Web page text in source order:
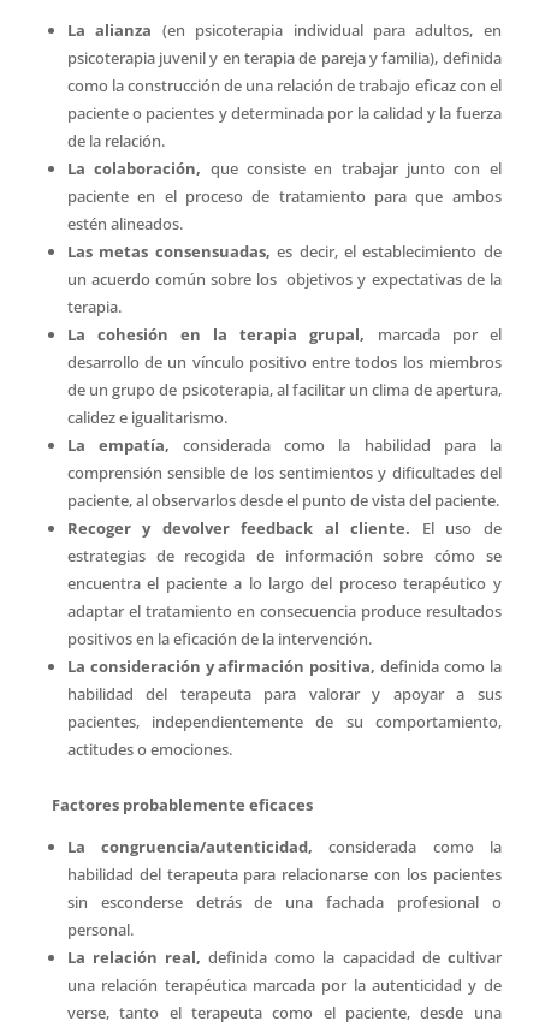
La alianza (en psicoterapia individual para adultos, en
psicoterapia juvenil y en terapia de pareja y familia), definida
como la construcción de una relación de trabajo eficaz con el
paciente o pacientes y determinada por la calidad y la fuerza
de la relación.
La colaboración, que consiste en trabajar junto con el
paciente en el proceso de tratamiento para que ambos
estén alineados.
Las metas consensuadas,es decir, el establecimiento de
un acuerdo común sobre los objetivos y expectativas de la
terapia.
La cohesión en la terapia grupal, marcada por el
desarrollo de un vínculo positivo entre todos los miembros
de un grupo de psicoterapia, al facilitar un clima de apertura,
calidez e igualitarismo.
La empatía,considerada como la habilidad para la
comprensión sensible de los sentimientos y dificultades del
paciente, al observarlos desde el punto de vista del paciente.
Recoger y devolver feedback al cliente. El uso de
estrategias de recogida de información sobre cómo se
encuentra el paciente a lo largo del proceso terapéutico y
adaptar el tratamiento en consecuencia produce resultados
positivos en la eficación de la intervención.
La consideración y afirmación positiva,definida como la
habilidad del terapeuta para valorar y apoyar a sus
pacientes, independientemente de su comportamiento,
actitudes o emociones.
Factores probablemente eficaces
La congruencia/autenticidad,considerada como
la
habilidad del terapeuta para relacionarse con los pacientes
sin esconderse detrás de una fachada profesional o
personal.
La relación real,definida como la capacidad decultivar
una relación terapéutica marcada por la autenticidad y de
verse, tanto el terapeuta como el paciente, desde una